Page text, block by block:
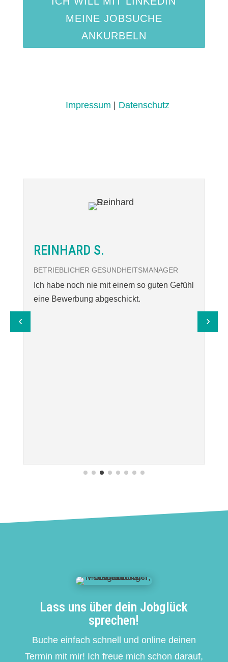
MEINE JOBSUCHE
ANKURBELN
Impressum | Datenschutz
REINHARD S.
BETRIEBLICHER GESUNDHEITSMANAGER
Ich habe noch nie mit einem so guten Gefühl
eine Bewerbung abgeschickt.
Lass uns über dein Jobglück
sprechen!
Buche einfach schnell und online deinen
Termin mit mir! Ich freue mich schon darauf,